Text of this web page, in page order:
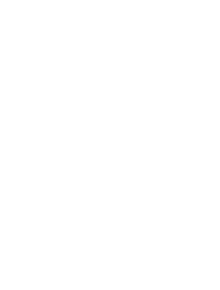
Как
трудной